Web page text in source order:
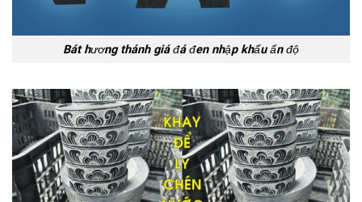
Bát hương thánh giá đá đen nhập khẩu ấn độ